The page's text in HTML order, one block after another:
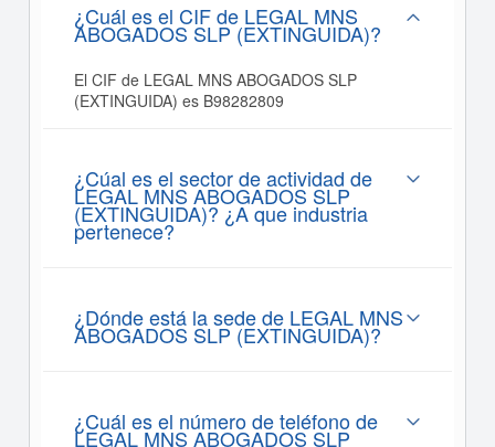
¿Cuál es el CIF de LEGAL MNS
ABOGADOS SLP (EXTINGUIDA)?
El CIF de LEGAL MNS ABOGADOS SLP
(EXTINGUIDA) es B98282809
¿Cúal es el sector de actividad de
LEGAL MNS ABOGADOS SLP
(EXTINGUIDA)? ¿A que industria
pertenece?
¿Dónde está la sede de LEGAL MNS
ABOGADOS SLP (EXTINGUIDA)?
¿Cuál es el número de teléfono de
LEGAL MNS ABOGADOS SLP